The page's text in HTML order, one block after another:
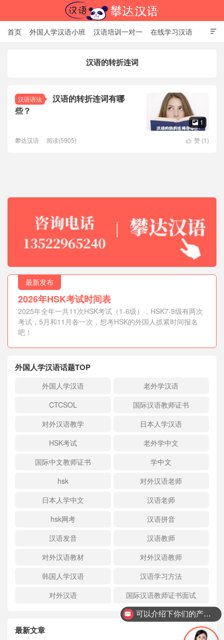

首页 外国人学汉语小班 汉语培训一对一 在线学习汉语
汉语的转折连词
汉语语法
汉语的转折连词有哪
些？
 1
 赞 (1)
攀达汉语 阅读(5905)
最新发布
2026年HSK考试时间表
2025年全年一共11次HSK考试（1-6级），HSK7-9级有两次
考试，5月和11月各一次，想考HSK的外国人抓紧时间报名
吧！
外国人学汉语话题TOP
外国人学汉语
老外学汉语
CTCSOL
国际汉语教师证书
对外汉语教学
日本人学汉语
HSK考试
老外学中文
国际中文教师证书
学中文
hsk
对外汉语老师
日本人学中文
汉语老师
hsk网考
汉语拼音
汉语发音
汉语教师
对外汉语教材
对外汉语教师
韩国人学汉语
汉语学习方法
对外汉语
国际汉语教师证书面试
最新文章
可以介绍下你们的产品么？